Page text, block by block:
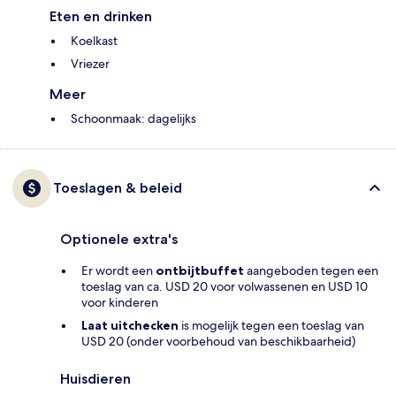
Eten en drinken
Koelkast
Vriezer
Meer
Schoonmaak: dagelijks
Toeslagen & beleid
Optionele extra's
Er wordt een ontbijtbuffet aangeboden tegen een
toeslag van ca. USD 20 voor volwassenen en USD 10
voor kinderen
Laat uitchecken is mogelijk tegen een toeslag van
USD 20 (onder voorbehoud van beschikbaarheid)
Huisdieren